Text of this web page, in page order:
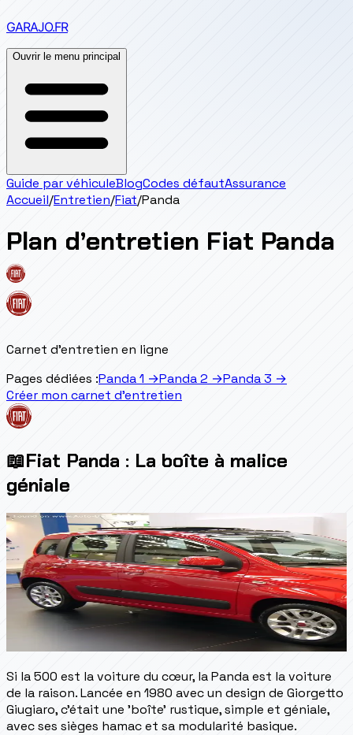
GARAJO.FR
Ouvrir le menu principal
Guide par véhiculeBlogCodes défautAssurance
Accueil/Entretien/Fiat/Panda
Plan d’entretien Fiat Panda
Carnet d'entretien en ligne
Pages dédiées :Panda 1 →Panda 2 →Panda 3 →
Créer mon carnet d'entretien
📖Fiat Panda : La boîte à malice
géniale
Si la 500 est la voiture du cœur, la Panda est la voiture
de la raison. Lancée en 1980 avec un design de Giorgetto
Giugiaro, c'était une 'boîte' rustique, simple et géniale,
avec ses sièges hamac et sa modularité basique.